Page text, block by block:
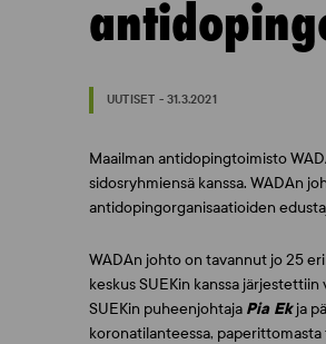
UUTISET - 31.3.2021
Maailman antidopingtoimisto
sidosryhmiensä kanssa. WADAn
antidopingorganisaatioiden
WADAn johto on tavannut jo 25
keskus SUEKin kanssa
SUEKin puheenjohtaja Pia Ekja
koronatilanteessa,